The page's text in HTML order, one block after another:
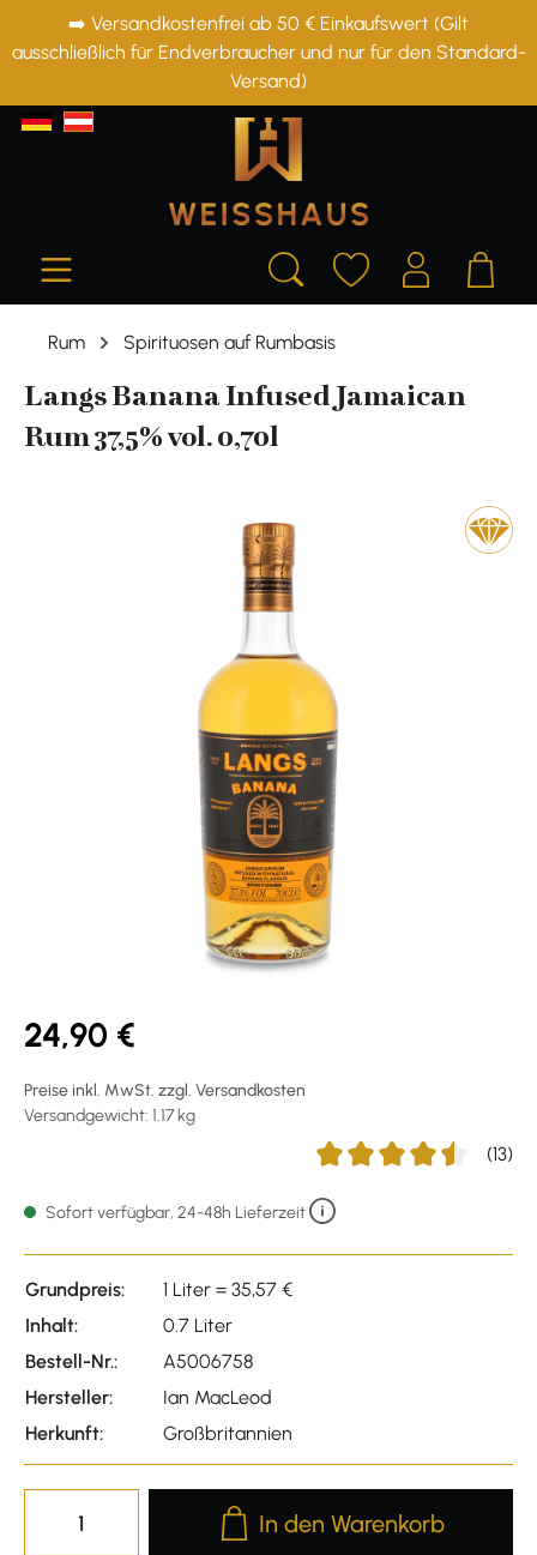
springen
➡️ Versandkostenfrei ab 50 € Einkaufswert (Gilt
ausschließlich für Endverbraucher und nur für den Standard-
Versand)
Rum Spirituosen auf Rumbasis
Langs Banana Infused Jamaican
Rum 37,5% vol. 0,70l
24,90 €
Preise inkl. MwSt. zzgl. Versandkosten
Versandgewicht: 1.17 kg
(13)
Sofort verfügbar, 24-48h Lieferzeit
Grundpreis:
1 Liter = 35,57 €
Inhalt:
0.7 Liter
Bestell-Nr.:
A5006758
Hersteller:
Ian MacLeod
Herkunft:
Großbritannien
Produkt Anzahl: Gib den
In den Warenkorb